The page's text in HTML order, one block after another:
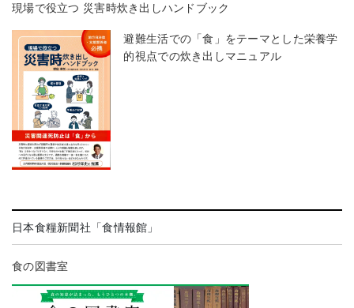
現場で役立つ 災害時炊き出しハンドブック
避難生活での「食」をテーマとした栄養学
的視点での炊き出しマニュアル
日本食糧新聞社「食情報館」
食の図書室